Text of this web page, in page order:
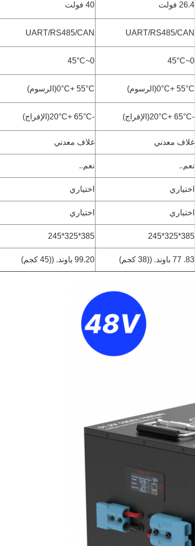
26.4 فولت 40 فولت
UART/RS485/CAN
UART/RS485/CAN
0~45
°C
0~45
°C
0°C+ 55°C( الرسوم)
0°C+ 55°C( الرسوم)
-20
°C+ 65°C( الإفراج)
-20
°C+ 65°C( الإفراج)
غلاف معدني غلاف معدني
نعم.. نعم..
اختياري اختياري
اختياري اختياري
385*325*245
385*325*245
83. 77 باوند. ((38 كجم) 99.20 باوند. ((45 كجم)